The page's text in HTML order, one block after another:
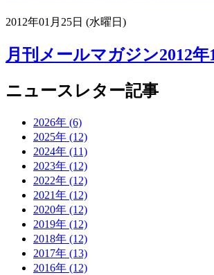
2012年01月25日 (水曜日)
月刊メールマガジン2012年
ニュースレター記事
2026年 (6)
2025年 (12)
2024年 (11)
2023年 (12)
2022年 (12)
2021年 (12)
2020年 (12)
2019年 (12)
2018年 (12)
2017年 (13)
2016年 (12)